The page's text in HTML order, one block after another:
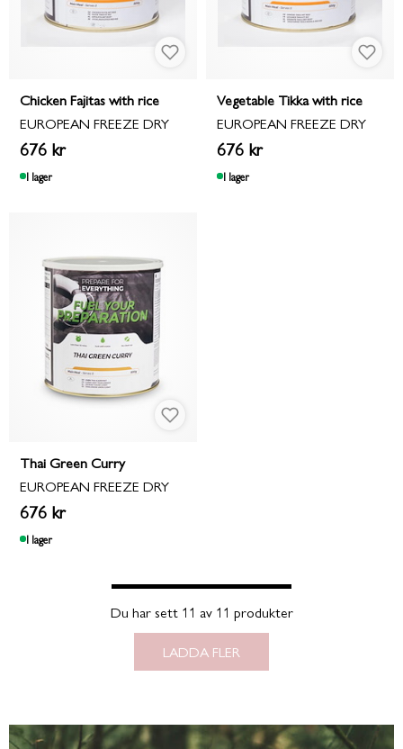
Chicken Fajitas with rice
EUROPEAN FREEZE DRY
676 kr
I lager
Vegetable Tikka with rice
EUROPEAN FREEZE DRY
676 kr
I lager
Thai Green Curry
EUROPEAN FREEZE DRY
676 kr
I lager
Du har sett 11 av 11 produkter
LADDA FLER